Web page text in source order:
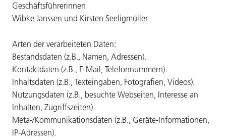
Geschäftsführerinnen
Wibke Janssen und Kirsten Seeligmüller
Arten der verarbeiteten Daten:
Bestandsdaten (z.B., Namen, Adressen).
Kontaktdaten (z.B., E-Mail, Telefonnummern).
Inhaltsdaten (z.B., Texteingaben, Fotografien, Videos).
Nutzungsdaten (z.B., besuchte Webseiten, Interesse an
Inhalten, Zugriffszeiten).
Meta-/Kommunikationsdaten (z.B., Geräte-Informationen,
IP-Adressen).